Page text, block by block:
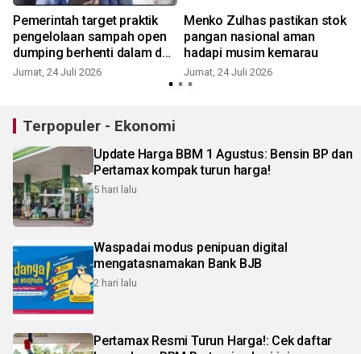
Pemerintah target praktik
pengelolaan sampah open
dumping berhenti dalam dua
tahun
Jumat, 24 Juli 2026
Menko Zulhas pastikan stok
pangan nasional aman
hadapi musim kemarau
Jumat, 24 Juli 2026
Terpopuler - Ekonomi
Update Harga BBM 1 Agustus: Bensin BP dan
Pertamax kompak turun harga!
5 hari lalu
Waspadai modus penipuan digital
mengatasnamakan Bank BJB
2 hari lalu
Pertamax Resmi Turun Harga!: Cek daftar